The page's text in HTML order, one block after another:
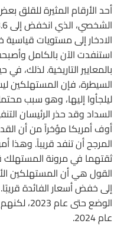
أحد الأرقام المثيرة للقلق
الادخار إلى مستويات
استنفدت الآن بالكامل
بالمعايير التاريخية. لذلك،
السيطرة، فإن المستهلكين
ليلجأوا إليها، وهو سبب
السداد وقد حذر الرئيسان
أوف أمريكا مؤخراً من أن
المرجح أن تنفد قريباً.
ثقتهما في مرونة
القول هي أن المستهلكين
إلى خفض أسعار الفائدة
الوضع
عام 2024.